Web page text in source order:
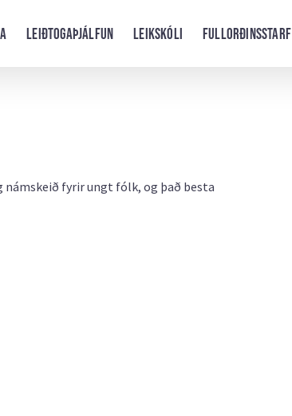
Leiðtogaþjálfun Leikskóli Fullorðinsstarf
námskeið fyrir ungt fólk, og það besta